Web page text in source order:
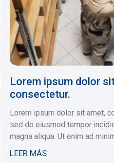
Lorem ipsum dolor
consectetur.
Lorem ipsum dolor sit amet,
sed do eiusmod tempor
magna aliqua. Ut enim ad
LEER MÁS